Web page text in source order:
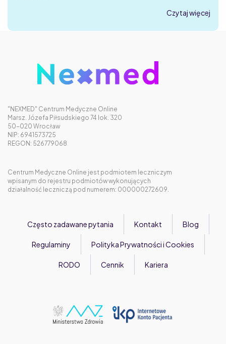
Czytaj więcej
"NEXMED" Centrum Medyczne Online
Marsz. Józefa Piłsudskiego 74 lok. 320
50-020 Wrocław
NIP: 6941573725
REGON: 526779068
Centrum Medyczne Online jest podmiotem leczniczym
wpisanym do rejestru podmiotów wykonujących
działalność leczniczą pod numerem: 000000272609.
Często zadawane pytania Kontakt Blog
Regulaminy Polityka Prywatności i Cookies
RODO Cennik Kariera